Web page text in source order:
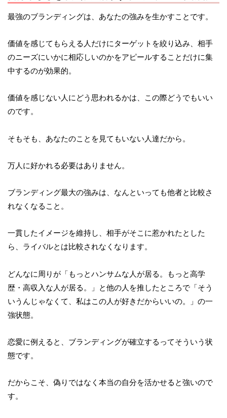
最強のブランディングは、あなたの強みを生かすことです。
価値を感じてもらえる人だけにターゲットを絞り込み、相手
のニーズにいかに相応しいのかをアピールすることだけに集
中するのが効果的。
価値を感じない人にどう思われるかは、この際どうでもいい
のです。
そもそも、あなたのことを見てもいない人達だから。
万人に好かれる必要はありません。
ブランディング最大の強みは、なんといっても他者と比較さ
れなくなること。
一貫したイメージを維持し、相手がそこに惹かれたとした
ら、ライバルとは比較されなくなります。
どんなに周りが「もっとハンサムな人が居る。もっと高学
歴・高収入な人が居る。」と他の人を推したところで「そう
いうんじゃなくて、私はこの人が好きだからいいの。」の一
強状態。
恋愛に例えると、ブランディングが確立するってそういう状
態です。
だからこそ、偽りではなく本当の自分を活かせると強いので
す。